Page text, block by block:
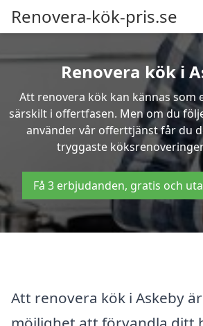
Renovera-kök-pris.se
Renovera kök i
Att renovera kök kan kännas som
särskilt i offertfasen. Men om du
använder vår offerttjänst får du
tryggaste
Få 3 erbjudanden, gratis och
Att renovera kök i Askeby